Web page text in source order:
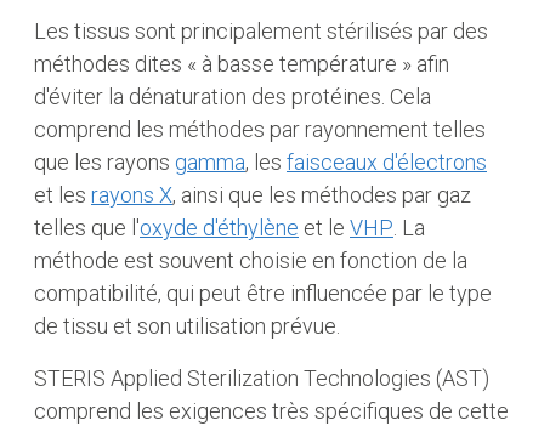
Les tissus sont principalement stérilisés par des
méthodes dites « à basse température » afin
d'éviter la dénaturation des protéines. Cela
comprend les méthodes par rayonnement telles
que les rayons gamma, les faisceaux d'électrons
et les rayons X, ainsi que les méthodes par gaz
telles que l'oxyde d'éthylène et le VHP . La
méthode est souvent choisie en fonction de la
compatibilité, qui peut être influencée par le type
de tissu et son utilisation prévue.
STERIS Applied Sterilization Technologies (AST)
comprend les exigences très spécifiques de cette